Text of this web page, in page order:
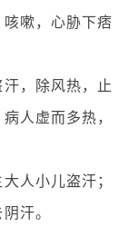
嗽，心胁下痞
汗，除风热，止
人虚而多热，
人小儿盗汗；
汗。